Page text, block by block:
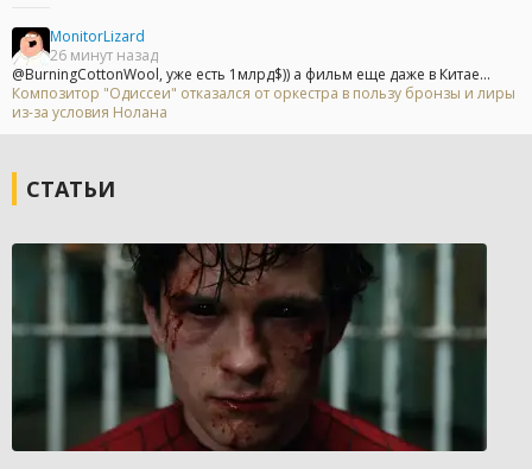
MonitorLizard
26 минут назад
@BurningCottonWool, уже есть 1млрд$)) а фильм еще даже в Китае...
Композитор "Одиссеи" отказался от оркестра в пользу бронзы и лиры
из-за условия Нолана
СТАТЬИ